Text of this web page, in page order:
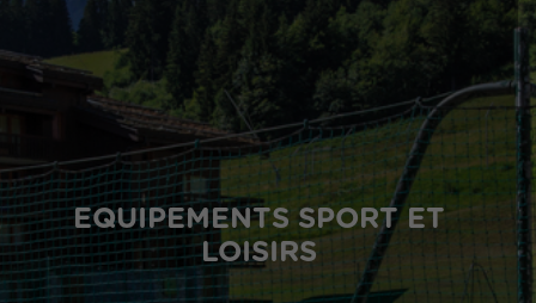
EQUIPEMENTS SPORT ET
LOISIRS